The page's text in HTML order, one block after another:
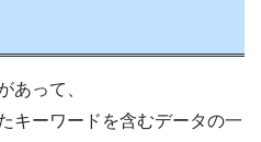
あって、
キーワードを含むデータの一